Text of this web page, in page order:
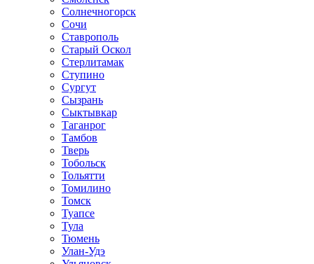
Солнечногорск
Сочи
Ставрополь
Старый Оскол
Стерлитамак
Ступино
Сургут
Сызрань
Сыктывкар
Таганрог
Тамбов
Тверь
Тобольск
Тольятти
Томилино
Томск
Туапсе
Тула
Тюмень
Улан-Удэ